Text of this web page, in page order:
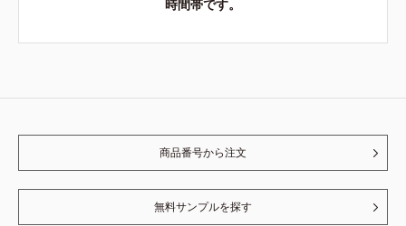
時間帯です。
商品番号から注文
無料サンプルを探す